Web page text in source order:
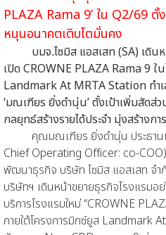
PLAZA Rama 9’ ใน Q2/69 ตั้
หนุนอนาคตเติบโตมั่นคง
บมจ.ไซมิส แอสเสท (SA) เดิน
เปิด CROWNE PLAZA Rama 9 ใ
Landmark At MRTA Station ทำ
‘มณเฑียร ยิ่งดำนุ่น’ตั้งเป้าเพิ่มสัดส่ว
กลยุทธ์สร้างรายได้ประจำ มุ่งสร้างกา
คุณมณเฑียร ยิ่งดำนุ่น ประธานเ
Chief Operating Officer: co-COO)
พัฒนาธุรกิจ บริษัท ไซมิส แอสเสท จำ
บริษัทฯ เดินหน้าขยายธุรกิจโรงแรมอ
บริการโรงแรมใหม่ “CROWNE
ภายใต้โครงการมิกซ์ยูส Landmark